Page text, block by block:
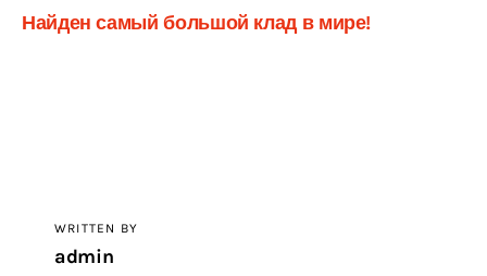
Найден самый большой клад в мире!
WRITTEN BY
admin